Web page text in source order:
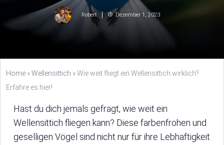
Robert Dezember 1, 2023
Home »Wellensittich »Wie weit fliegt ein Wellensittich wirklich?
Erfahre es hier!
Hast du dich jemals gefragt, wie weit ein
Wellensittich fliegen kann? Diese farbenfrohen und
geselligen Vögel sind nicht nur für ihre Lebhaftigkeit